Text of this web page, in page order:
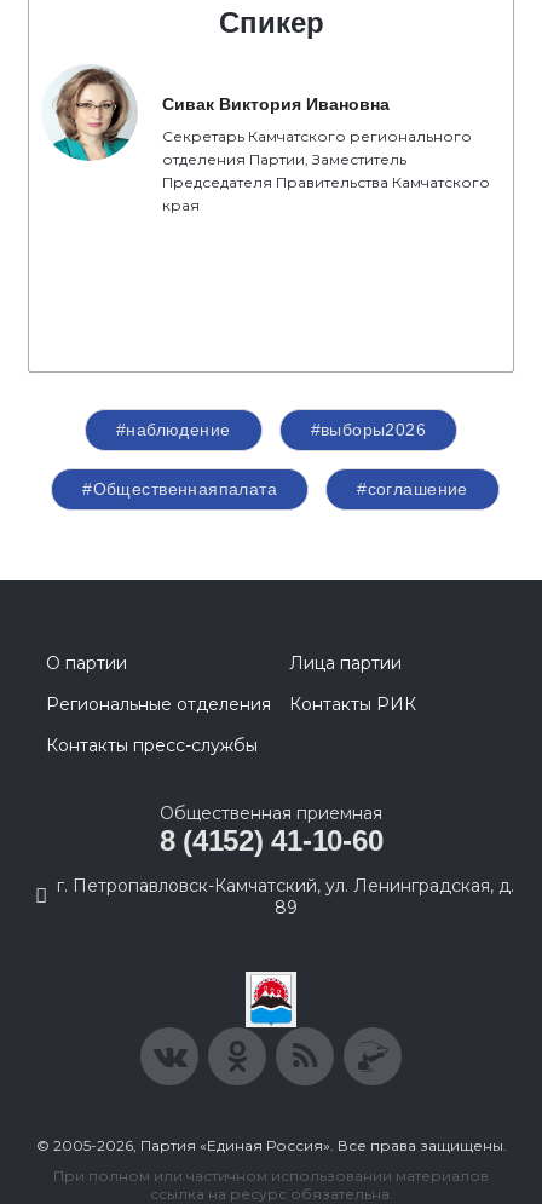
Спикер
Сивак Виктория Ивановна
Секретарь Камчатского регионального
отделения Партии, Заместитель
Председателя Правительства Камчатского
края
#наблюдение #выборы2026
#Общественнаяпалата #соглашение
О партии
Лица партии
Региональные отделения
Контакты РИК
Контакты пресс-службы
Общественная приемная
8 (4152) 41-10-60
г. Петропавловск-Камчатский, ул. Ленинградская, д.
89
© 2005-2026, Партия «Единая Россия». Все права защищены.
При полном или частичном использовании материалов
ссылка на ресурс обязательна.